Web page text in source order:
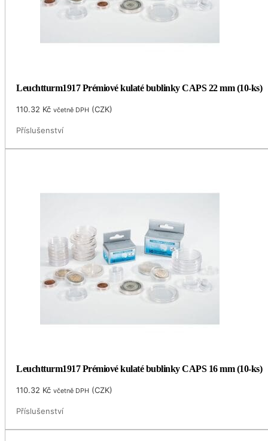
Leuchtturm1917 Prémiové kulaté bublinky CAPS 22 mm (10-ks)
110.32 Kč včetně DPH (CZK)
Příslušenství
Leuchtturm1917 Prémiové kulaté bublinky CAPS 16 mm (10-ks)
110.32 Kč včetně DPH (CZK)
Příslušenství